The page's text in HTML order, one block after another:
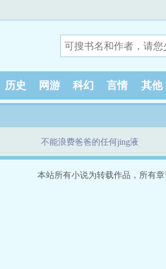
历史 网游 科幻 言情 其他
不能浪费爸爸的任何jing液
本站所有小说为转载作品，所有